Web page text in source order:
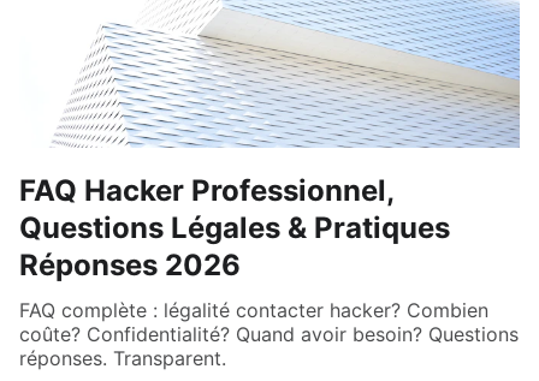
FAQ Hacker Professionnel,
Questions Légales & Pratiques
Réponses 2026
FAQ complète : légalité contacter hacker? Combien
coûte? Confidentialité? Quand avoir besoin? Questions
réponses. Transparent.